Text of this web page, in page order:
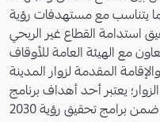
بما يتناسب مع مستهدفات رؤية
مع الهيئة العامة للأوقاف
المقدمة لزوار المدينة
يعتبر أحد أهداف برنامج